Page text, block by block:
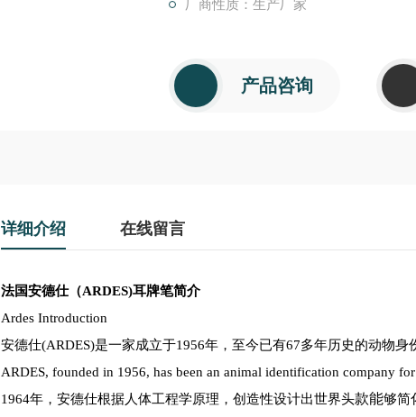
厂商性质：生产厂家
产品咨询
详细介绍 在线留言
法国安德仕（ARDES)耳牌笔简介
Ardes Introduction
安德仕(ARDES)是一家成立于1956年，至今已有67多年历史的动物身
ARDES, founded in 1956, has been an animal identification company for
1964年，安德仕根据人体工程学原理，创造性设计出世界头款能够简